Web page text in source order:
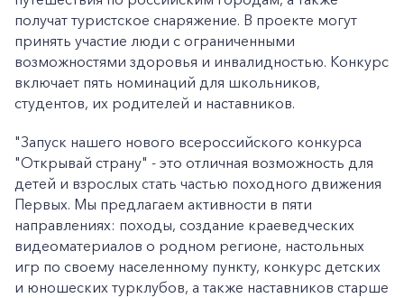
получат туристское снаряжение. В проекте могут
принять участие люди с ограниченными
возможностями здоровья и инвалидностью. Конкурс
включает пять номинаций для школьников,
студентов, их родителей и наставников.
"Запуск нашего нового всероссийского конкурса
"Открывай страну" - это отличная возможность для
детей и взрослых стать частью походного движения
Первых. Мы предлагаем активности в пяти
направлениях: походы, создание краеведческих
видеоматериалов о родном регионе, настольных
игр по своему населенному пункту, конкурс детских
и юношеских турклубов, а также наставников старше